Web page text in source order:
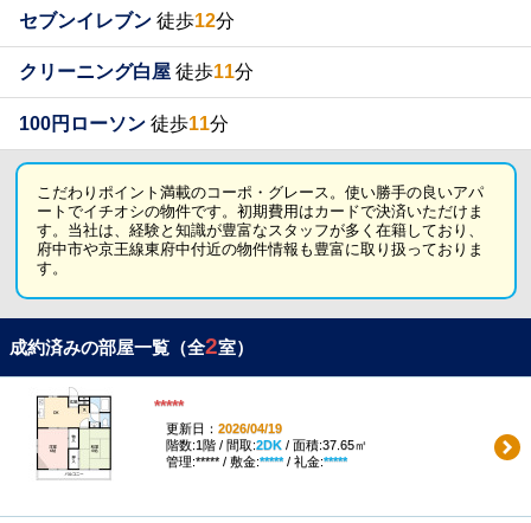
セブンイレブン 徒歩12分
クリーニング白屋 徒歩11分
100円ローソン 徒歩11分
こだわりポイント満載のコーポ・グレース。使い勝手の良いアパ
ートでイチオシの物件です。初期費用はカードで決済いただけま
す。当社は、経験と知識が豊富なスタッフが多く在籍しており、
府中市や京王線東府中付近の物件情報も豊富に取り扱っておりま
す。
成約済みの部屋一覧（全2室）
*****
更新日： 2026/04/19
階数:1階 / 間取:2DK/ 面積:37.65㎡
管理:***** / 敷金:*****/ 礼金:*****